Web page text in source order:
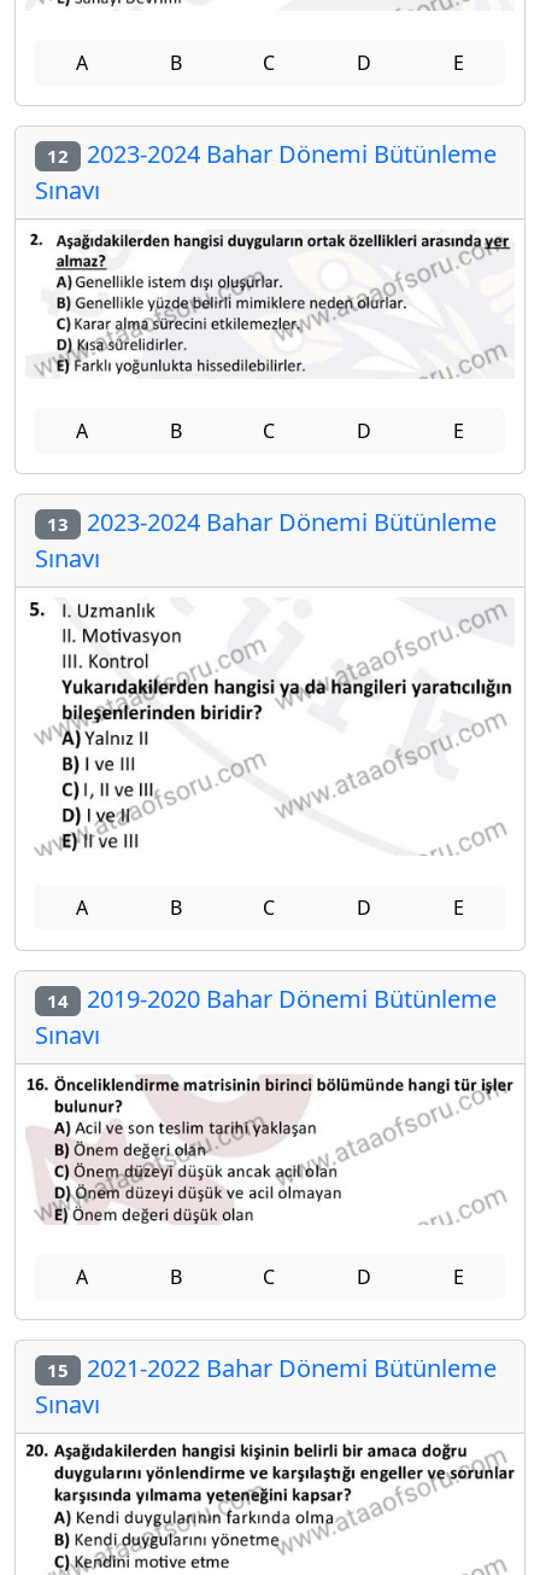
A B C D E
12 2023-2024 Bahar Dönemi Bütünleme
Sınavı
A B C D E
13 2023-2024 Bahar Dönemi Bütünleme
Sınavı
A B C D E
14 2019-2020 Bahar Dönemi Bütünleme
Sınavı
A B C D E
15 2021-2022 Bahar Dönemi Bütünleme
Sınavı